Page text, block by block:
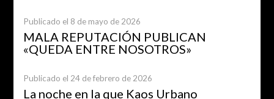
Publicado el 8 de mayo de 2026
MALA REPUTACIÓN PUBLICAN
«QUEDA ENTRE NOSOTROS»
Publicado el 24 de febrero de 2026
La noche en la que Kaos Urbano